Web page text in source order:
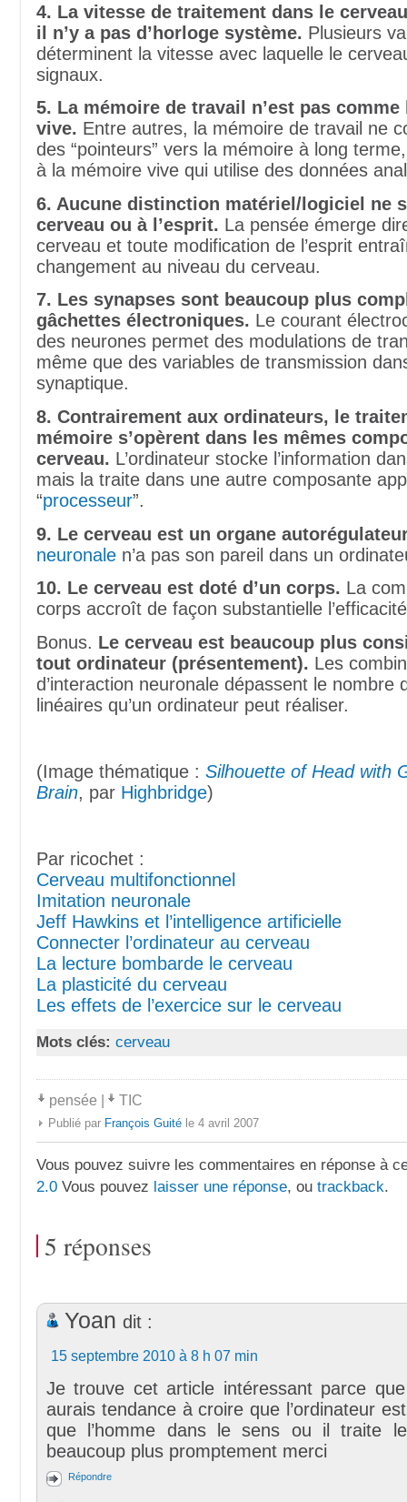
4. La vitesse de traitement dans le
il n’y a pas d’horloge système. Plusieurs
déterminent la vitesse avec laquelle le
signaux.
5. La mémoire de travail n’est pas
vive. Entre autres, la mémoire de travail ne
des “pointeurs” vers la mémoire à long
à la mémoire vive qui utilise des données
6. Aucune distinction matériel/logiciel ne
cerveau ou à l’esprit. La pensée émerge
cerveau et toute modification de l’esprit
changement au niveau du cerveau.
7. Les synapses sont beaucoup plus
gâchettes électroniques. Le courant
des neurones permet des modulations de
même que des variables de transmission
synaptique.
8. Contrairement aux ordinateurs, le
mémoire s’opèrent dans les mêmes
cerveau. L’ordinateur stocke l’information
mais la traite dans une autre composante
“processeur”.
9. Le cerveau est un organe
neuronale n’a pas son pareil dans un
10. Le cerveau est doté d’un corps. La
corps accroît de façon substantielle
Bonus. Le cerveau est beaucoup plus
tout ordinateur (présentement). Les
d’interaction neuronale dépassent le nombre
linéaires qu’un ordinateur peut réaliser.
(Image thématique : Silhouette of Head with
Brain, par Highbridge)
Par ricochet :
Cerveau multifonctionnel
Imitation neuronale
Jeff Hawkins et l’intelligence artificielle
Connecter l’ordinateur au cerveau
La lecture bombarde le cerveau
La plasticité du cerveau
Les effets de l’exercice sur le cerveau
Mots clés: cerveau
pensée | TIC
Publié par François Guité le 4 avril 2007
Vous pouvez suivre les commentaires en réponse à
2.0 Vous pouvez laisser une réponse, ou trackback.
5 réponses
Yoan dit :
15 septembre 2010 à 8 h 07 min
Je trouve cet article intéressant parce
aurais tendance à croire que l’ordinateur
que l’homme dans le sens ou il traite
beaucoup plus promptement merci
Répondre